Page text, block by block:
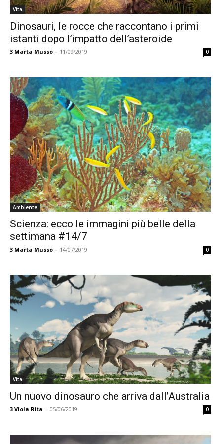
Vita
Dinosauri, le rocce che raccontano i primi
istanti dopo l’impatto dell’asteroide
3 Marta Musso - 11/09/2019 0
Ambiente
Scienza: ecco le immagini più belle della
settimana #14/7
3 Marta Musso - 14/07/2019 0
Vita
Un nuovo dinosauro che arriva dall’Australia
3 Viola Rita - 05/06/2019 0